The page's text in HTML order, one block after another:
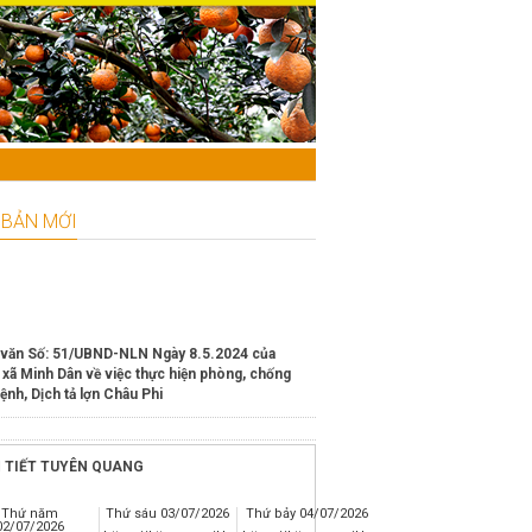
giải ở cơ sở tại huyện Hàm Yên
KỲ 2024 - 2029
MỚI
Số: 51/UBND-NLN Ngày 8.5.2024 của
xã Minh Dân về việc thực hiện phòng, chống
Dịch tả lợn Châu Phi
Giáp Thìn năm 2024
TIẾT TUYÊN QUANG
Thứ năm
07/2026
Thứ sáu 03/07/2026
Thứ bảy 04/07/2026